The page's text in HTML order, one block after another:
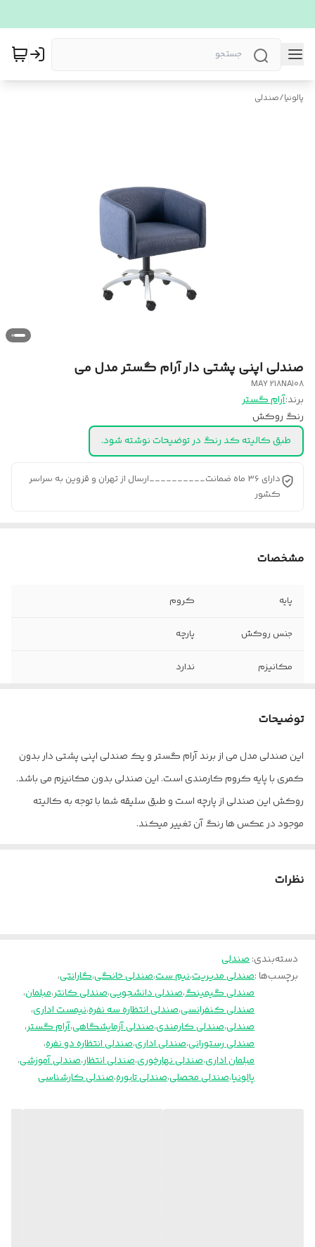
پالونیا/صندلی
صندلی اپنی پشتی دار آرام گستر مدل می
MAY 218NA108
برند:آرام گستر
رنگ روکش
طبق کالیته کد رنگ در توضیحات نوشته شود.
دارای 36 ماه ضمانت__________ارسال از تهران و قزوین به سراسر
کشور
مشخصات
پایه کروم
جنس روکش پارچه
مکانیزم ندارد
سرد تزریقی
ضمانت 36 ماه
خدمات پس از
5 سال
جک
توضیحات
این صندلی مدل می از برند آرام گستر و یک صندلی اپنی پشتی دار بدون
کمری با پایه کروم کارمندی است. این صندلی بدون مکانیزم می باشد.
روکش این صندلی از پارچه است و طبق سلیقه شما با توجه به کالیته
موجود در عکس ها رنگ آن تغییر میکند.
دارای ارگونومی
نظرات
دسته‌بندی:صندلی
برچسب‌ها :صندلی مدیریت،نیم ست،صندلی خانگی،گارانتی،
صندلی گیمینگ،صندلی دانشجویی،صندلی کانتر،مبلمان،
صندلی کنفرانسی،صندلی انتظاره سه نفره،نیمست اداری،
صندلی،صندلی کارمندی،صندلی آزمایشگاهی،آرام گستر،
صندلی رستورانی،صندلی اداری،صندلی انتظاره دو نفره،
مبلمان اداری،صندلی نهارخوری،صندلی انتظار،صندلی آموزشی،
پالونیا،صندلی محصلی،صندلی تابوره،صندلی کارشناسی